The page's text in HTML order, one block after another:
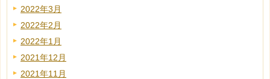
2022年3月
2022年2月
2022年1月
2021年12月
2021年11月